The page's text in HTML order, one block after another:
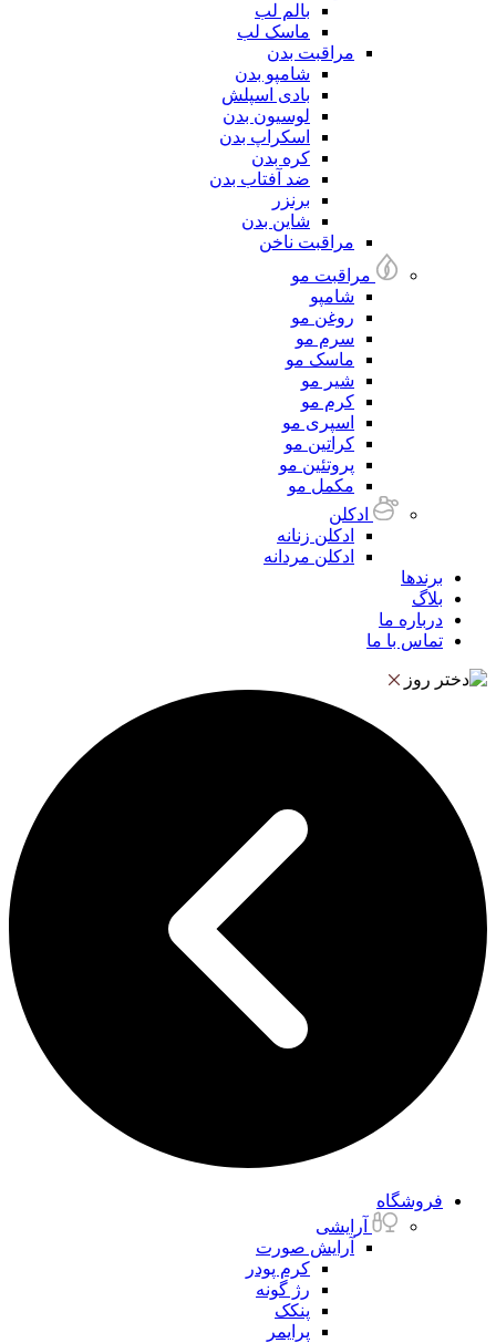
بالم لب
ماسک لب
مراقبت بدن
شامپو بدن
بادی اسپلش
لوسیون بدن
اسکراپ بدن
کره بدن
ضد آفتاب بدن
برنزر
شاین بدن
مراقبت ناخن
مراقبت مو
شامپو
روغن مو
سرم مو
ماسک مو
شیر مو
کرم مو
اسپری مو
کراتین مو
پروتئین مو
مکمل مو
ادکلن
ادکلن زنانه
ادکلن مردانه
برندها
بلاگ
درباره ما
تماس با ما
فروشگاه
آرایشی
آرایش صورت
کرم پودر
رژ گونه
پنکک
پرایمر